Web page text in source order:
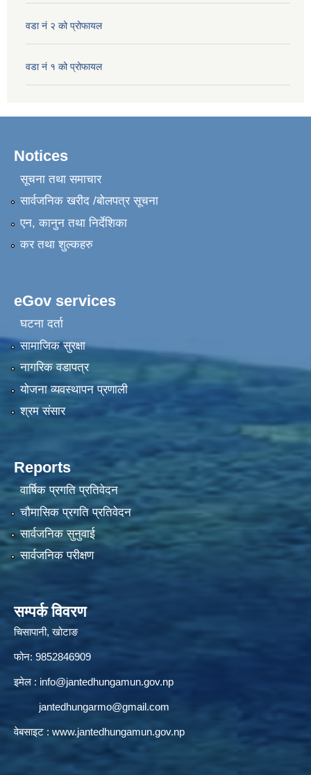
वडा नं २ को प्रोफायल
वडा नं १ को प्रोफायल
Notices
सूचना तथा समाचार
सार्वजनिक खरीद /बोलपत्र सूचना
एन, कानुन तथा निर्देशिका
कर तथा शुल्कहरु
eGov services
घटना दर्ता
सामाजिक सुरक्षा
नागरिक वडापत्र
योजना व्यवस्थापन प्रणाली
श्रम संसार
Reports
वार्षिक प्रगति प्रतिवेदन
चौमासिक प्रगति प्रतिवेदन
सार्वजनिक सुनुवाई
सार्वजनिक परीक्षण
सम्पर्क विवरण
चिसापानी, खोटाङ
फोन: 9852846909
इमेल : info@jantedhungamun.gov.np
jantedhungarmo@gmail.com
वेबसाइट : www.jantedhungamun.gov.np